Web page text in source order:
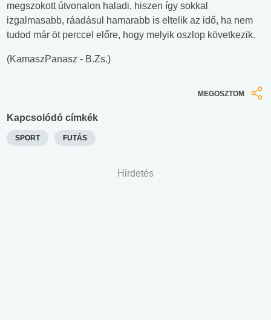
megszokott útvonalon haladi, hiszen így sokkal
izgalmasabb, ráadásul hamarabb is eltelik az idő, ha nem
tudod már öt perccel előre, hogy melyik oszlop következik.
(KamaszPanasz - B.Zs.)
MEGOSZTOM
Kapcsolódó címkék
SPORT FUTÁS
Hirdetés